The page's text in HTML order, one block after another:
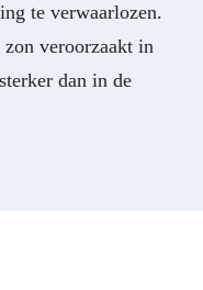
te verwaarlozen.
zon veroorzaakt in
dan in de